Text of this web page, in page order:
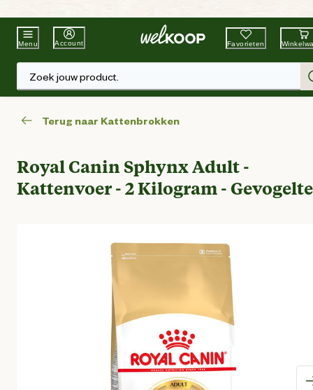
Beste WinkelketenTuin & Dier
Menu Account Favorieten
Zoek jouw product.
Terug naar Kattenbrokken
Royal Canin Sphynx Adult -
Kattenvoer - 2 Kilogram - Gevogelte